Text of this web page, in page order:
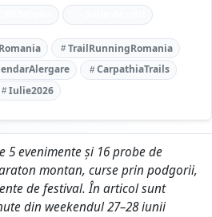
TrailRunningRomania
CarpathiaTrails
Iulie2026
5 evenimente și 16 probe de
montan, curse prin podgorii,
de festival. În articol sunt
din weekendul 27–28 iunii